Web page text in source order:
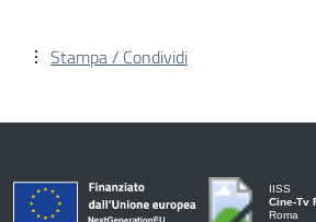
Stampa / Condividi
IISS
Cine-Tv
Roma